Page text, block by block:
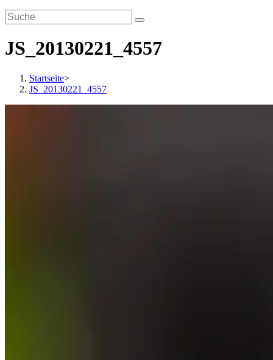
JS_20130221_4557
Startseite>
JS_20130221_4557